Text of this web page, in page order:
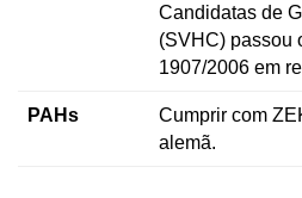
Candidatas de
(SVHC) passou
1907/2006 em
PAHs
Cumprir com
alemã.